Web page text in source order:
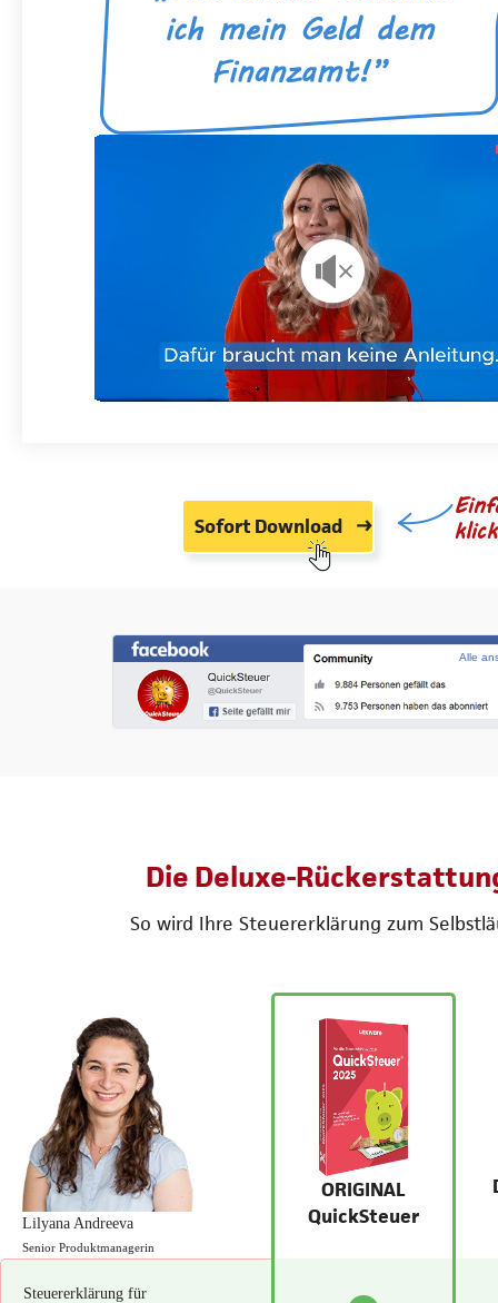
Sofort Download
Alle
Die Deluxe-
So wird Ihre Steuererklärung zum
Lilyana Andreeva
Senior Produktmanagerin
Steuererklärung für
ORIGINAL
QuickSteuer